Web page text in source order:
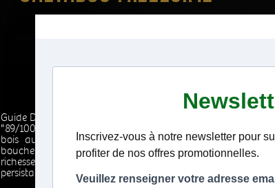
Guide Des Vins Gilbert & Gaillard - Edition 2010 :
"89/100 - Robe doré soutenu. Nez marqué par le
bois aux accents de résine, de cire d'abeille, la
bouche séduit par son équilibre, une certaine
richesse, on apprécie sa finale épicée et fruitée
persistante".